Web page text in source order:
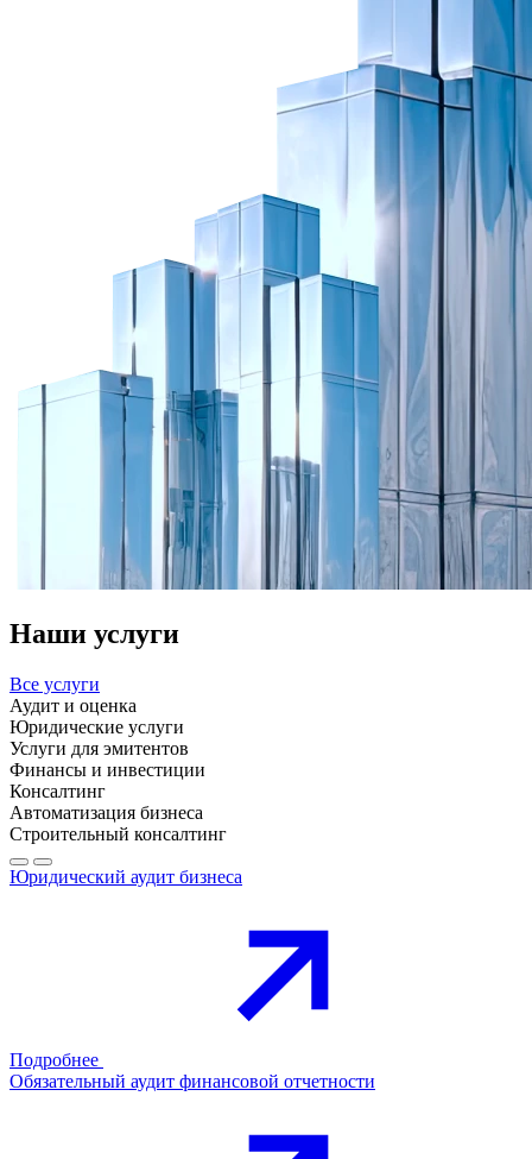
Наши услуги
Все услуги
Аудит и оценка
Юридические услуги
Услуги для эмитентов
Финансы и инвестиции
Консалтинг
Автоматизация бизнеса
Строительный консалтинг
Юридический аудит бизнеса
Подробнее
Обязательный аудит финансовой отчетности